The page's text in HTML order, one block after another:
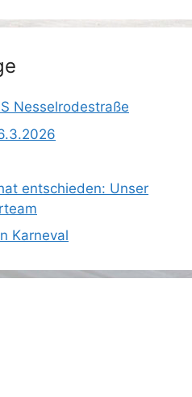
Nesselrodestraße
entschieden: Unser
Karneval